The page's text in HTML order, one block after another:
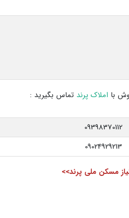
با املاک پرند تماس بگیرید :
09398370112
09024929213
مسکن ملی پرند>>